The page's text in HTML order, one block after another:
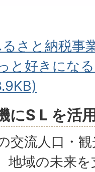
さと納税事
と好きにな
にS L を活
交流人口・
地域の未来